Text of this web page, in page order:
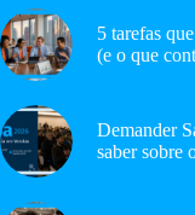
5 tarefas
(e o que
Demander
saber sobre